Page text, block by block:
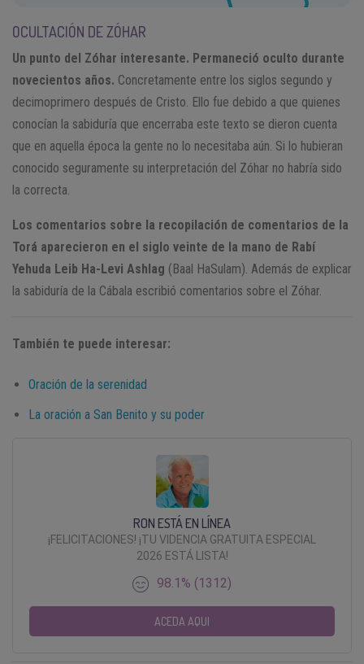
OCULTACIÓN DE ZÓHAR
Un punto del Zóhar interesante. Permaneció oculto durante
novecientos años. Concretamente entre los siglos segundo y
decimoprimero después de Cristo. Ello fue debido a que quienes
conocían la sabiduría que encerraba este texto se dieron cuenta
que en aquella época la gente no lo necesitaba aún. Si lo hubieran
conocido seguramente su interpretación del Zóhar no habría sido
la correcta.
Los comentarios sobre la recopilación de comentarios de la
Torá aparecieron en el siglo veinte de la mano de Rabí
Yehuda Leib Ha-Levi Ashlag (Baal HaSulam). Además de explicar
la sabiduría de la Cábala escribió comentarios sobre el Zóhar.
También te puede interesar:
Oración de la serenidad
La oración a San Benito y su poder
RON ESTÁ EN LÍNEA
¡FELICITACIONES! ¡TU VIDENCIA GRATUITA ESPECIAL
2026 ESTÁ LISTA!
98.1% (1312)
ACEDA AQUI